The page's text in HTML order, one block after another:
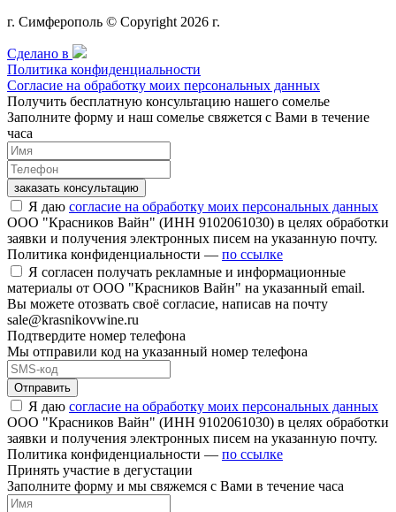
г. Симферополь © Copyright 2026 г.
Сделано в
Политика конфиденциальности
Согласие на обработку моих персональных данных
Получить бесплатную консультацию нашего сомелье
Заполните форму и наш сомелье свяжется с Вами в течение
часа
заказать консультацию
Я даю согласие на обработку моих персональных данных
ООО "Красников Вайн" (ИНН 9102061030) в целях обработки
заявки и получения электронных писем на указанную почту.
Политика конфиденциальности — по ссылке
Я согласен получать рекламные и информационные
материалы от ООО "Красников Вайн" на указанный email.
Вы можете отозвать своё согласие, написав на почту
sale@krasnikovwine.ru
Подтвердите номер телефона
Мы отправили код на указанный номер телефона
Отправить
Я даю согласие на обработку моих персональных данных
ООО "Красников Вайн" (ИНН 9102061030) в целях обработки
заявки и получения электронных писем на указанную почту.
Политика конфиденциальности — по ссылке
Принять участие в дегустации
Заполните форму и мы свяжемся с Вами в течение часа